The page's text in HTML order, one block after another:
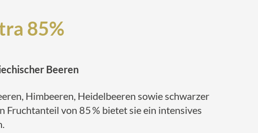
85%
Beeren
Himbeeren, Heidelbeeren sowie schwarzer
Fruchtanteil von 85 % bietet sie ein intensives